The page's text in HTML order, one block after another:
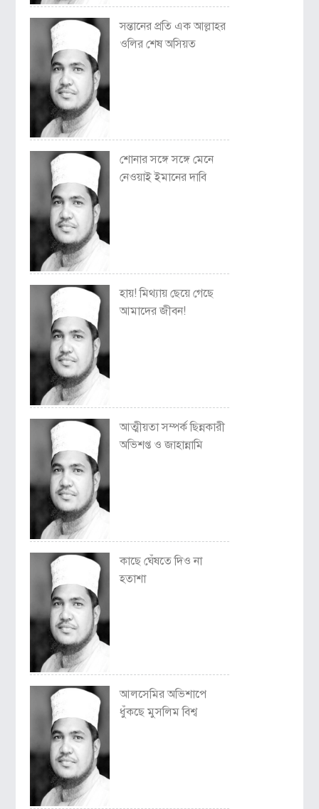
সন্তানের প্রতি এক আল্লাহর
ওলির শেষ অসিয়ত
শোনার সঙ্গে সঙ্গে মেনে
নেওয়াই ইমানের দাবি
হায়! মিথ্যায় ছেয়ে গেছে
আমাদের জীবন!
আত্মীয়তা সম্পর্ক ছিন্নকারী
অভিশপ্ত ও জাহান্নামি
কাছে ঘেঁষতে দিও না
হতাশা
আলসেমির অভিশাপে
ধুঁকছে মুসলিম বিশ্ব